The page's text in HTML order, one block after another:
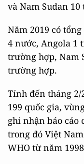
và Nam Sudan
Năm 2019 có
4 nước, Angola 1
trường hợp, Nam
trường hợp.
Tính đến tháng 2/
199 quốc gia,
ghi nhận báo cáo
trong đó Việt
WHO từ năm